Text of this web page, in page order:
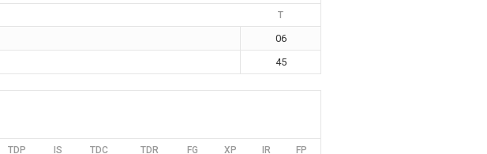
T
06
45
TDP IS TDC TDR FG XP IR FP